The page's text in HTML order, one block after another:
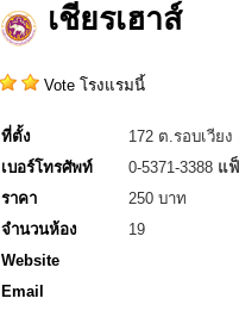
เชียรเฮาส์
Vote โรงแรมนี้
ที่ตั้ง
172 ต.รอบเวีย
เบอร์โทรศัพท์
0-5371-3388 แ
ราคา
250 บาท
จำนวนห้อง
19
Website
Email